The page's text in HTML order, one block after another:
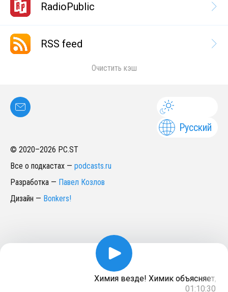
RadioPublic
RSS feed
Очистить кэш
Русский
© 2020–2026 PC.ST
Все о подкастах — podcasts.ru
Разработка — Павел Козлов
Дизайн — Bonkers!
Химия везде! Химик объясняет,
01:10:30